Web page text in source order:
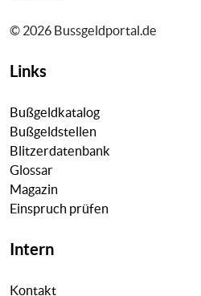
© 2026 Bussgeldportal.de
Links
Bußgeldkatalog
Bußgeldstellen
Blitzerdatenbank
Glossar
Magazin
Einspruch prüfen
Intern
Kontakt